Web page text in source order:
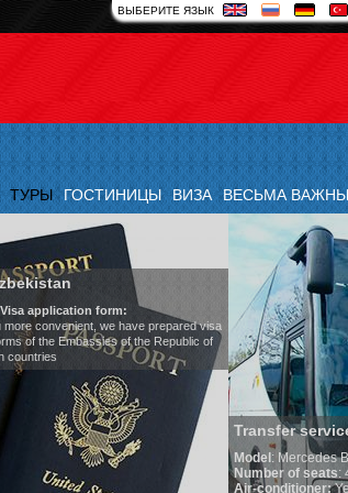
ВЫБЕРИТЕ ЯЗЫК
ТУРЫ ГОСТИНИЦЫ ВИЗА ВЕСЬМА
Transfer service
Mercedes Benz, bus
Number of seats : 45
Air-conditioner:Yes
We